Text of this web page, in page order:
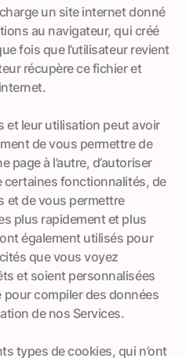
un site internet donné
au navigateur, qui créé
fois que l’utilisateur revient
récupère ce fichier et
et leur utilisation peut avoir
de vous permettre de
page à l’autre, d’autoriser
certaines fonctionnalités, de
et de vous permettre
plus rapidement et plus
également utilisés pour
que vous voyez
et soient personnalisées
compiler des données
de nos Services.
types de cookies, qui n’ont